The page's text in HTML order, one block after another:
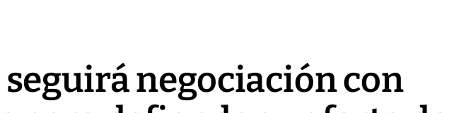
negociación con